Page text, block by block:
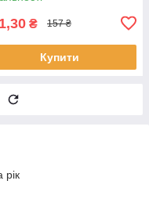
₴ 157 ₴
Купити
рік